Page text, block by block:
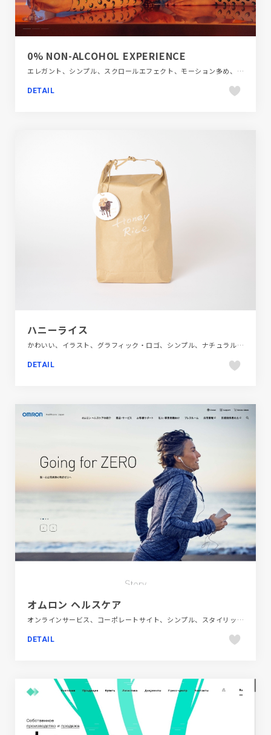
0% NON-ALCOHOL EXPERIENCE
エレガント、シンプル、スクロールエフェクト、モーション多め、動画が流れる、大きめ写真、施設・店舗サイト、飲食店・グルメ・ウェディング
DETAIL
ハニーライス
かわいい、イラスト、グラフィック・ロゴ、シンプル、ナチュラル、ベージュ・ゴールド系、手書き・ハンドメイド、飲料・食品
DETAIL
オムロン ヘルスケア
オンラインサービス、コーポレートサイト、シンプル、スタイリッシュ、フラットデザイン、ホワイト系、医療・ヘルスケア、大きめ写真
DETAIL